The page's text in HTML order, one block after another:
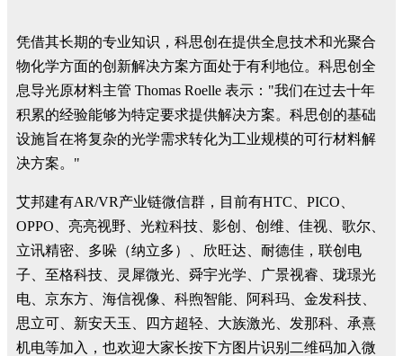
凭借其长期的专业知识，科思创在提供全息技术和光聚合
物化学方面的创新解决方案方面处于有利地位。科思创全
息导光原材料主管 Thomas Roelle 表示："我们在过去十年
积累的经验能够为特定要求提供解决方案。科思创的基础
设施旨在将复杂的光学需求转化为工业规模的可行材料解
决方案。"
艾邦建有AR/VR产业链微信群，目前有HTC、PICO、
OPPO、亮亮视野、光粒科技、影创、创维、佳视、歌尔、
立讯精密、多哚（纳立多）、欣旺达、耐德佳，联创电
子、至格科技、灵犀微光、舜宇光学、广景视睿、珑璟光
电、京东方、海信视像、科煦智能、阿科玛、金发科技、
思立可、新安天玉、四方超轻、大族激光、发那科、承熹
机电等加入，也欢迎大家长按下方图片识别二维码加入微